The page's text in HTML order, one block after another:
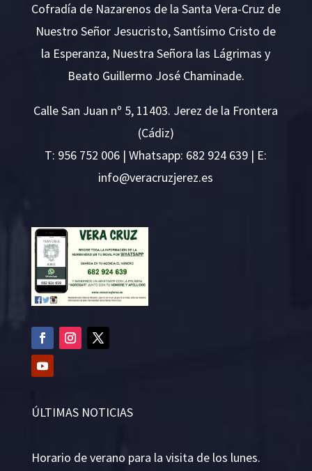
Cofradía de Nazarenos de la Santa Vera-Cruz de
Nuestro Señor Jesucristo, Santísimo Cristo de
la Esperanza, Nuestra Señora las Lágrimas y
Beato Guillermo José Chaminade.
Calle San Juan nº 5, 11403. Jerez de la Frontera
(Cádiz)
T: 956 752 006 | Whatsapp: 682 924 639 | E:
se.ze
rejzu
rcare
v@ofn
i
ÚLTIMAS NOTICIAS
Horario de verano para la visita de los lunes.